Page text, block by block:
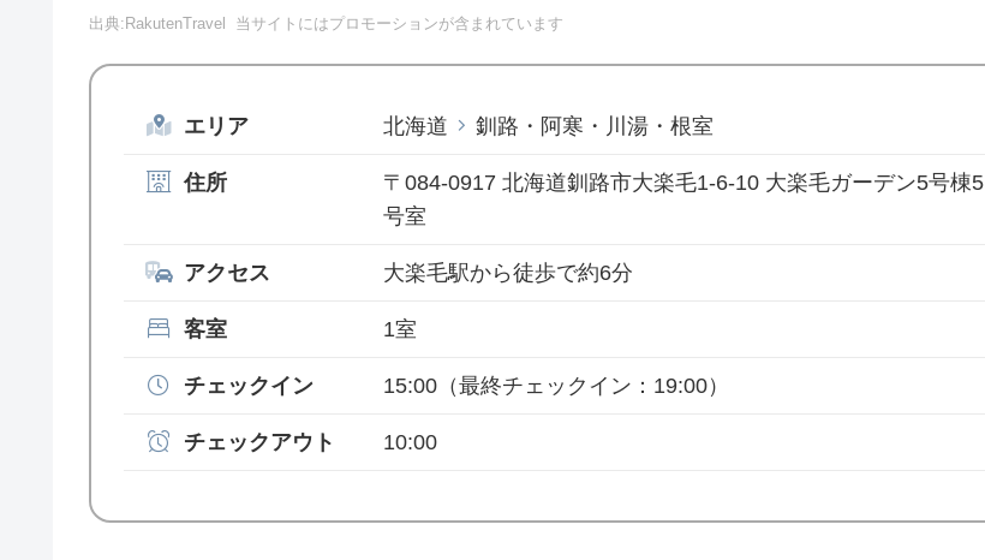
出典:RakutenTravel 当サイトにはプロモーションが含まれています
エリア 北海道 釧路・阿寒・川湯・根室
住所
〒084-0917 北海道釧路市大楽毛1-6-10 大楽毛ガーデン5号棟5
号室
アクセス 大楽毛駅から徒歩で約6分
客室 1室
チェックイン 15:00 （最終チェックイン：19:00）
チェックアウト 10:00